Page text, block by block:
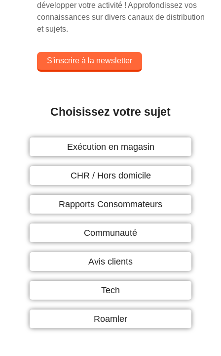
développer votre activité ! Approfondissez vos
connaissances sur divers canaux de distribution
et sujets.
S'inscrire à la newsletter
Choisissez votre sujet
Exécution en magasin
CHR / Hors domicile
Rapports Consommateurs
Communauté
Avis clients
Tech
Roamler